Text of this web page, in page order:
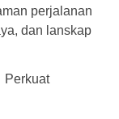
perjalanan
dan lanskap
Perkuat